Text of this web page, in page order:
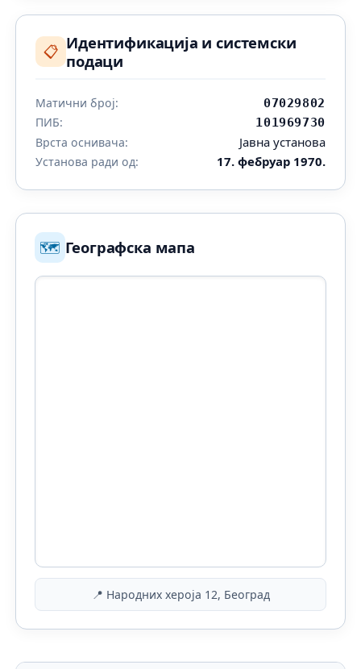
📋 Идентификација и системски
подаци
Матични број: 07029802
ПИБ: 101969730
Врста оснивача: Јавна установа
Установа ради од: 17. фебруар 1970.
🗺️ Географска мапа
📍 Народних хероја 12, Београд